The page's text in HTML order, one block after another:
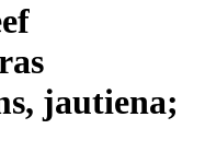
jautiena;